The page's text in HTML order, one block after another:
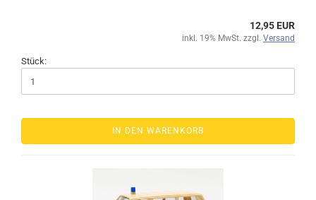
12,95 EUR
inkl. 19% MwSt. zzgl. Versand
Stück:
IN DEN WARENKORB